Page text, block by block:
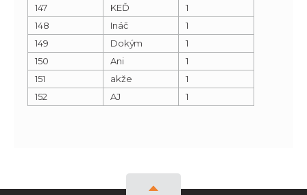
147
KEĎ
1
148
Ináč
1
149
Dokým
1
150
Ani
1
151
akže
1
152
AJ 1